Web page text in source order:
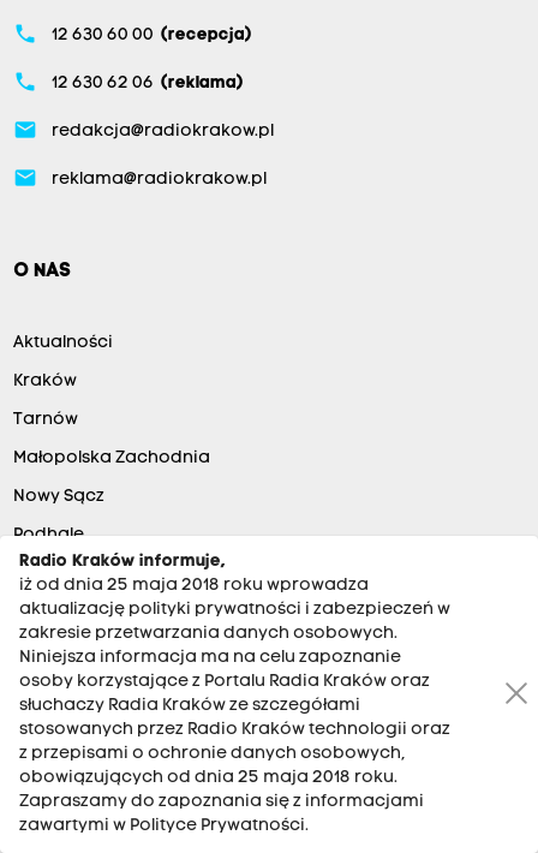
phone 12 630 60 00 (recepcja)
phone 12 630 62 06 (reklama)
email redakcja@radiokrakow.pl
email reklama@radiokrakow.pl
O NAS
Aktualności
Kraków
Tarnów
Małopolska Zachodnia
Nowy Sącz
Podhale
Gorlice
Ludzie Radia
Regulamin konkursów
Abonament
BIP
Partnerzy
Praca na Pracuj.pl
Radio Kraków informuje,
iż od dnia 25 maja 2018 roku wprowadza
aktualizację polityki prywatności i zabezpieczeń w
zakresie przetwarzania danych osobowych.
Niniejsza informacja ma na celu zapoznanie
osoby korzystające z Portalu Radia Kraków oraz
słuchaczy Radia Kraków ze szczegółami
stosowanych przez Radio Kraków technologii oraz
z przepisami o ochronie danych osobowych,
obowiązujących od dnia 25 maja 2018 roku.
Zapraszamy do zapoznania się z informacjami
zawartymi w Polityce Prywatności.